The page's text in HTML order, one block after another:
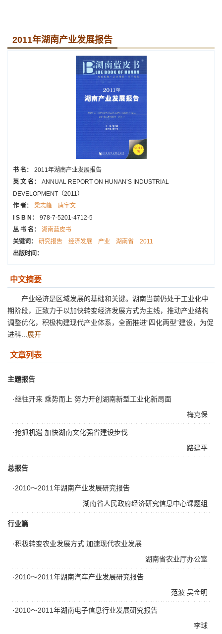
2011年湖南产业发展报告
书 名：
2011年湖南产业发展报告
英 文 名：
ANNUAL REPORT ON HUNAN’S INDUSTRIAL
DEVELOPMENT（2011）
作 者：
梁志峰
唐宇文
I S B N：
978-7-5201-4712-5
丛 书 名：
湖南蓝皮书
关键词：
研究报告 经济发展 产业 湖南省
2011
出版时间：
中文摘要
产业经济是区域发展的基础和关键。湖南当前仍处于工业化中
期阶段，正致力于以加快转变经济发展方式为主线，推动产业结构
调整优化，积极构建现代产业体系，全面推进“四化两型”建设，为促
进科... 展开
文章列表
主题报告
梅克保
·继往开来 乘势而上 努力开创湖南新型工业化新局面
路建平
·抢抓机遇 加快湖南文化强省建设步伐
总报告
湖南省人民政府经济研究信息中心课题组
·2010～2011年湖南产业发展研究报告
行业篇
湖南省农业厅办公室
·积极转变农业发展方式 加速现代农业发展
吴金明
范波
·2010～2011年湖南汽车产业发展研究报告
李球
·2010～2011年湖南电子信息行业发展研究报告